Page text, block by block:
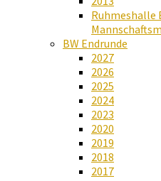
Ruhmeshalle
BW Endrunde
2027
2026
2025
2024
2023
2020
2019
2018
2017